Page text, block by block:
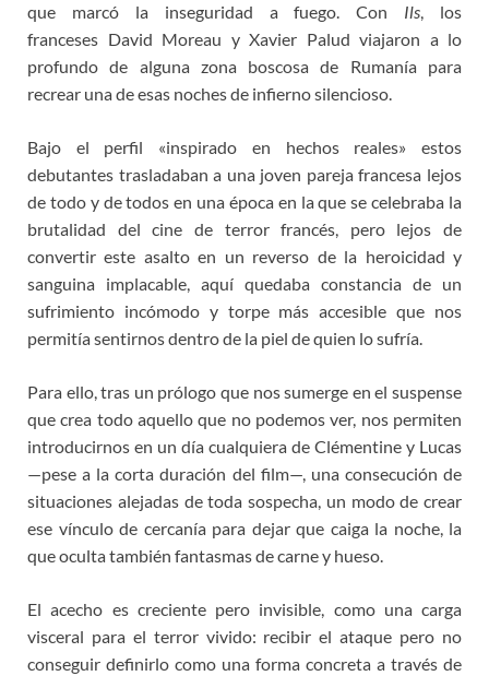
que marcó la inseguridad a fuego. Con Ils, los
franceses David Moreau y Xavier Palud viajaron a lo
profundo de alguna zona boscosa de Rumanía para
recrear una de esas noches de infierno silencioso.
Bajo el perfil «inspirado en hechos reales» estos
debutantes trasladaban a una joven pareja francesa lejos
de todo y de todos en una época en la que se celebraba la
brutalidad del cine de terror francés, pero lejos de
convertir este asalto en un reverso de la heroicidad y
sanguina implacable, aquí quedaba constancia de un
sufrimiento incómodo y torpe más accesible que nos
permitía sentirnos dentro de la piel de quien lo sufría.
Para ello, tras un prólogo que nos sumerge en el suspense
que crea todo aquello que no podemos ver, nos permiten
introducirnos en un día cualquiera de Clémentine y Lucas
—pese a la corta duración del film—, una consecución de
situaciones alejadas de toda sospecha, un modo de crear
ese vínculo de cercanía para dejar que caiga la noche, la
que oculta también fantasmas de carne y hueso.
El acecho es creciente pero invisible, como una carga
visceral para el terror vivido: recibir el ataque pero no
conseguir definirlo como una forma concreta a través de